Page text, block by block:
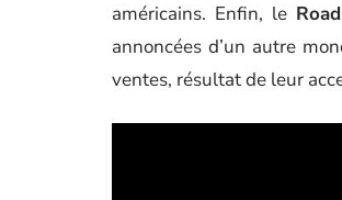
américains. Enfin, le
annoncées d’un autre
ventes, résultat de leur